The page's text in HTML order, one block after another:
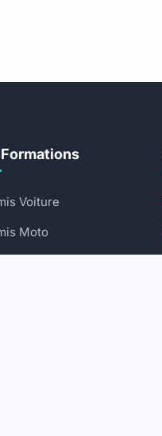
Voiture
Moto